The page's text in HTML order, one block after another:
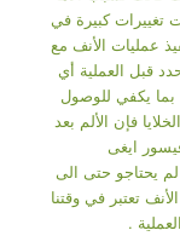
تغييرات كبيرة في
عمليات الأنف مع
قبل العملية أي
يكفي للوصول
فإن الألم بعد
ايغى
يحتاجو حتى الى
تعتبر في وقتنا
.